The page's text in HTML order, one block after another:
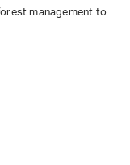
management to